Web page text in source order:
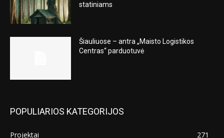
statiniams
Šiauliuose – antra „Maisto Logistikos
Centras“ parduotuvė
POPULIARIOS KATEGORIJOS
Projektai
271